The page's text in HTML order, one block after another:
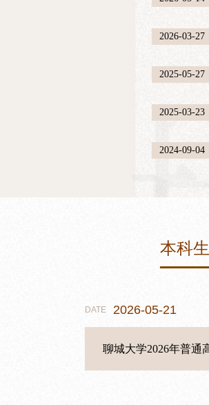
2026-03-27
2025-05-27
2025-03-23
2024-09-04
本科
DATE 2026-05-21
聊城大学2026年普通
DATE 2026-04-01
DATE 07-21
DATE 07-10
DATE 05-21